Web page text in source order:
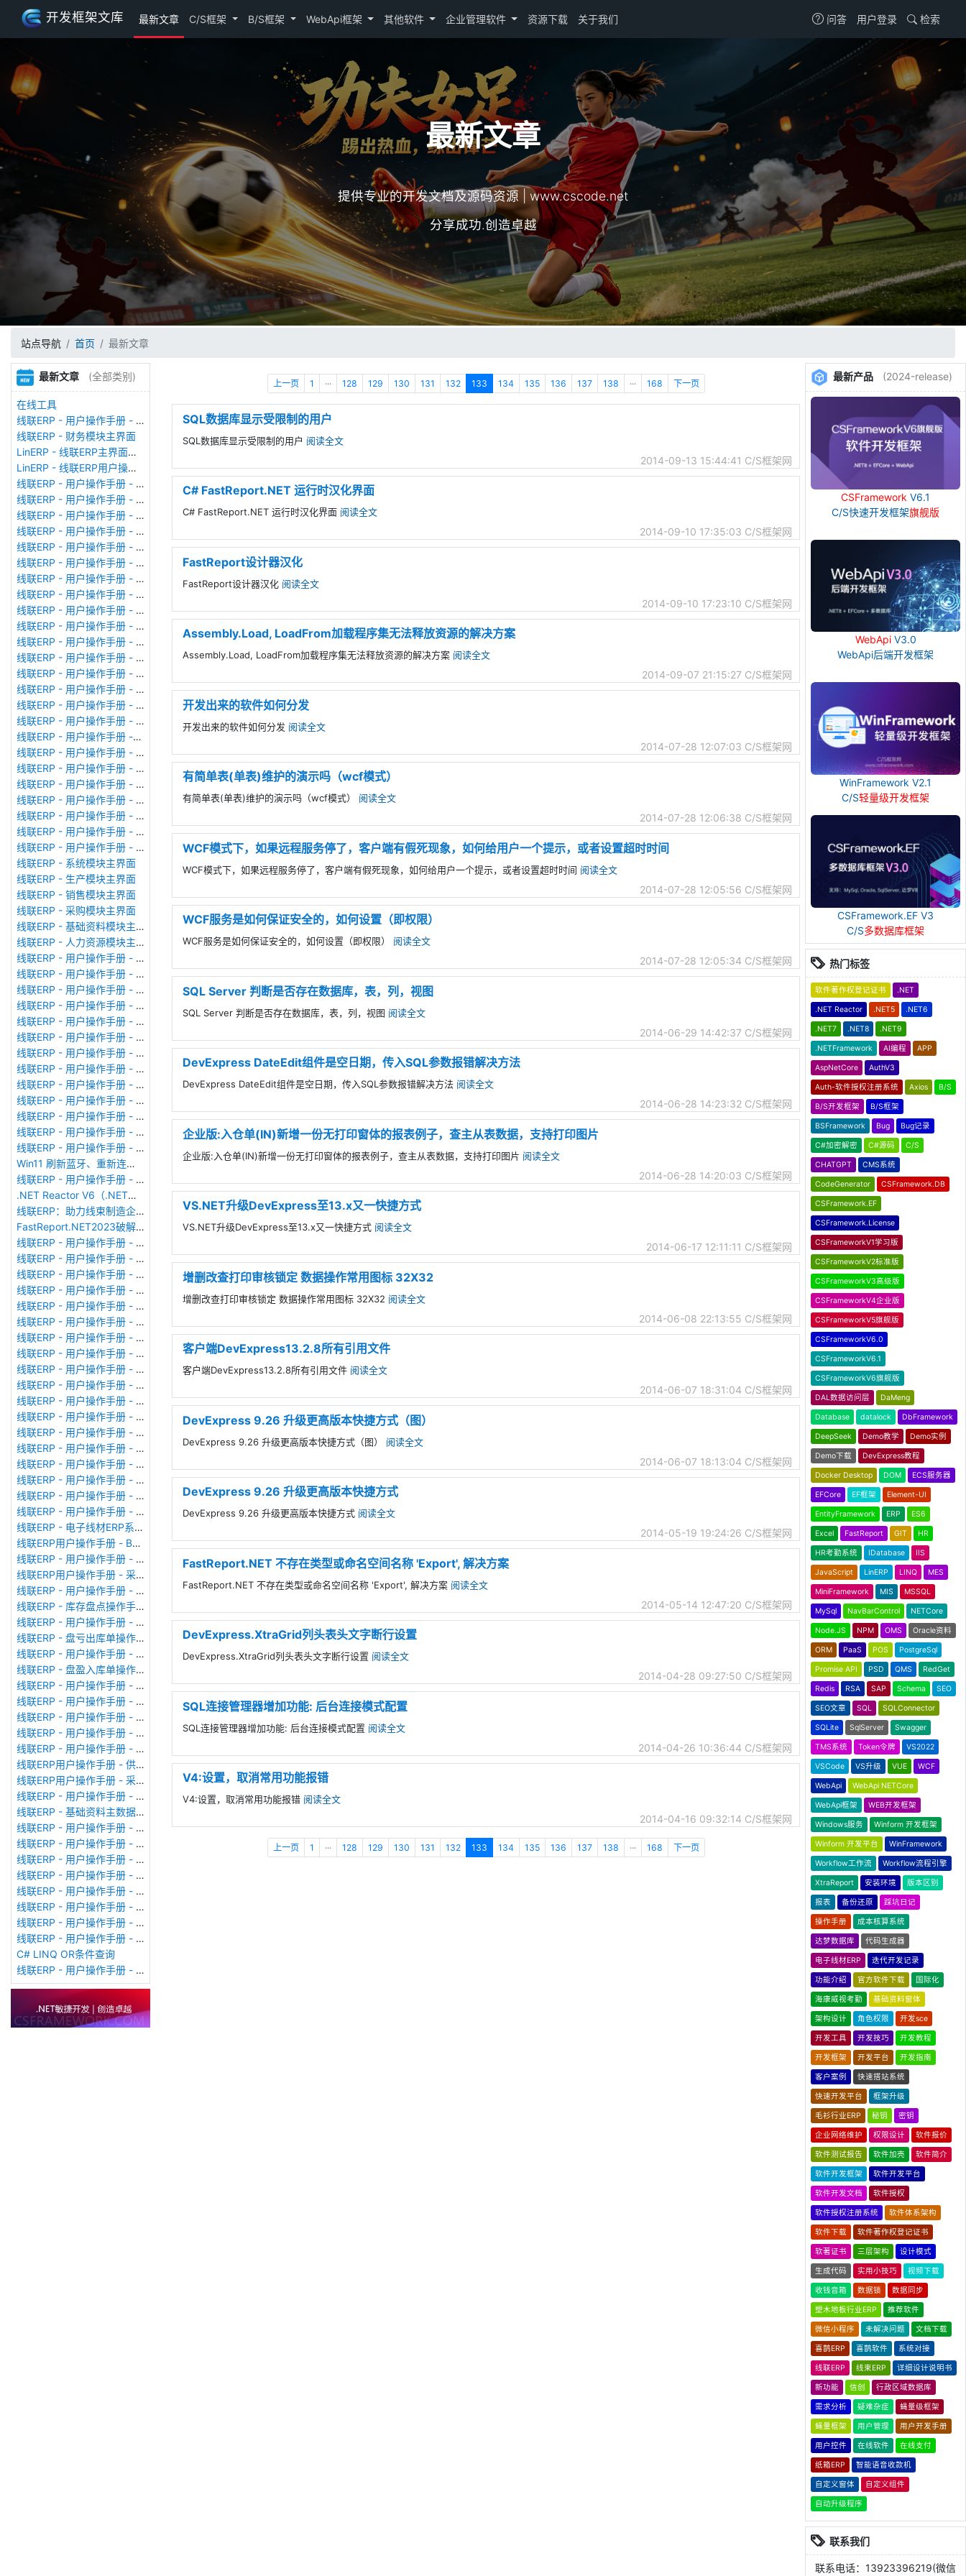
开发框架文库 最新文章 C/S框架 B/S框架 WebApi框架 其他软件 企业管理软件 资源下载 关于我们 问答 用户登录 检索
最新文章
提供专业的开发文档及源码资源 | www.cscode.net
分享成功.创造卓越
站点导航 首页 最新文章
最新文章 (全部类别)
在线工具
线联ERP - 用户操作手册 - 存货期初
线联ERP - 财务模块主界面
LinERP - 线联ERP主界面（HOME）
LinERP - 线联ERP用户操作手册 - 系统登陆
线联ERP - 用户操作手册 - 查看在线用户
线联ERP - 用户操作手册 - 数据备份
线联ERP - 用户操作手册 - 工厂管理
线联ERP - 用户操作手册 - 帐套管理
线联ERP - 用户操作手册 - 语种设置
线联ERP - 用户操作手册 - 国际化多语言
线联ERP - 用户操作手册 - 报表管理
线联ERP - 用户操作手册 - 字段名管理
线联ERP - 用户操作手册 - 模块管理
线联ERP - 用户操作手册 - 广播消息
线联ERP - 用户操作手册 - 审计日志
线联ERP - 用户操作手册 - 公司资料设置
线联ERP - 用户操作手册 - 系统参数设置
线联ERP - 用户操作手册 - 单据类型
线联ERP - 用户操作手册 - 号码规则
线联ERP - 用户操作手册 - 功能菜单
线联ERP - 用户操作手册 -分配临时角色
线联ERP - 用户操作手册 - 组织架构
线联ERP - 用户操作手册 - 用户管理
线联ERP - 用户操作手册 - 角色/岗位管理
线联ERP - 用户操作手册 - 暂估入库明细表
线联ERP - 用户操作手册 - 物料收发明细表
线联ERP - 用户操作手册 - 即时库存余额表
线联ERP - 用户操作手册 - 库存账龄分析表
线联ERP - 系统模块主界面
线联ERP - 生产模块主界面
线联ERP - 销售模块主界面
线联ERP - 采购模块主界面
线联ERP - 基础资料模块主界面
线联ERP - 人力资源模块主界面
线联ERP - 用户操作手册 - 个人考勤报表（横向）
线联ERP - 用户操作手册 - 部门考勤报表
线联ERP - 用户操作手册 - 个人考勤报表
线联ERP - 用户操作手册 - 考勤计算
线联ERP - 用户操作手册 - 节假日管理
线联ERP - 用户操作手册 - 请假管理
线联ERP - 用户操作手册 - 补卡管理
线联ERP - 用户操作手册 - 考勤设备管理
线联ERP - 用户操作手册 - 考勤参数配置
线联ERP - 用户操作手册 - 考勤设备绑定
线联ERP - 用户操作手册 - 员工档案
线联ERP - 用户操作手册 - 班次管理
线联ERP - 用户操作手册 - 排班管理
Win11 刷新蓝牙、重新连接蓝牙音响
线联ERP - 用户操作手册 - 成品入库单
.NET Reactor V6（.NET混淆器）加壳软件使用
线联ERP：助力线束制造企业迈向数智化新征程
FastReport.NET2023破解版去除水印DEMO VERSION (2025.1.14/2023.2.18版本)
线联ERP - 用户操作手册 - 系统初始化
线联ERP - 用户操作手册 - 财务科目
线联ERP - 用户操作手册 - 现金流量表
线联ERP - 用户操作手册 - 成本调整单
线联ERP - 用户操作手册 - 月结&结账
线联ERP - 用户操作手册 - 制作凭证
线联ERP - 用户操作手册 - 成本核算
线联ERP - 用户操作手册 - 往来核销单
线联ERP - 用户操作手册 - 采购发票
线联ERP - 用户操作手册 - 应收单据
线联ERP - 用户操作手册 - 供应商对账单
线联ERP - 用户操作手册 - 往来付款单
线联ERP - 用户操作手册 - 往来收款单
线联ERP - 用户操作手册 - 客户对账单
线联ERP - 用户操作手册 - 销售发票
线联ERP - 用户操作手册 - 应付单据
线联ERP - 用户操作手册 - 应付期初
线联ERP - 用户操作手册 - 应收期初
线联ERP - 电子线材ERP系统、线束ERP系统常用报表格式
线联ERP用户操作手册 - BOM管理
线联ERP - 用户操作手册 - 生产计划
线联ERP用户操作手册 - 采购申请单
线联ERP - 用户操作手册 - 仓库转换
线联ERP - 库存盘点操作手册
线联ERP - 用户操作手册 - 成品出库单
线联ERP - 盘亏出库单操作手册
线联ERP - 用户操作手册 - 其他出库单
线联ERP - 盘盈入库单操作手册
线联ERP - 用户操作手册 - 生产领料单
线联ERP - 用户操作手册 - 其他入库单
线联ERP - 用户操作手册 - 采购入库单
线联ERP - 用户操作手册 - 业务对账单（Sales Statement）
线联ERP - 用户操作手册 - 付款申请单
线联ERP用户操作手册 - 供应商价格表
线联ERP用户操作手册 - 采购订单
线联ERP - 用户操作手册 - 成本核算表
线联ERP - 基础资料主数据库列表
线联ERP - 用户操作手册 - 委外备料冲销单
线联ERP - 用户操作手册 - 委外加工单
线联ERP - 用户操作手册 - 生产备料单
线联ERP - 用户操作手册 - MRP计划统筹
线联ERP - 用户操作手册 - 报价单（Quotation Order）
线联ERP - 用户操作手册 - 形式发票（Proforma Invoice）
线联ERP - 用户操作手册 - 销售订单（Sales Order）
线联ERP - 用户操作手册 - 客户费用登记表
C# LINQ OR条件查询
线联ERP - 用户操作手册 - 客户价格表
上一页 1 ··· 128 129 130 131 132 133 134 135 136 137 138 ··· 168 下一页
SQL数据库显示受限制的用户
SQL数据库显示受限制的用户 阅读全文
2014-09-13 15:44:41 C/S框架网
C# FastReport.NET 运行时汉化界面
C# FastReport.NET 运行时汉化界面 阅读全文
2014-09-10 17:35:03 C/S框架网
FastReport设计器汉化
FastReport设计器汉化 阅读全文
2014-09-10 17:23:10 C/S框架网
Assembly.Load, LoadFrom加载程序集无法释放资源的解决方案
Assembly.Load, LoadFrom加载程序集无法释放资源的解决方案 阅读全文
2014-09-07 21:15:27 C/S框架网
开发出来的软件如何分发
开发出来的软件如何分发 阅读全文
2014-07-28 12:07:03 C/S框架网
有简单表(单表)维护的演示吗（wcf模式）
有简单表(单表)维护的演示吗（wcf模式） 阅读全文
2014-07-28 12:06:38 C/S框架网
WCF模式下，如果远程服务停了，客户端有假死现象，如何给用户一个提示，或者设置超时时间
WCF模式下，如果远程服务停了，客户端有假死现象，如何给用户一个提示，或者设置超时时间 阅读全文
2014-07-28 12:05:56 C/S框架网
WCF服务是如何保证安全的，如何设置（即权限）
WCF服务是如何保证安全的，如何设置（即权限） 阅读全文
2014-07-28 12:05:34 C/S框架网
SQL Server 判断是否存在数据库，表，列，视图
SQL Server 判断是否存在数据库，表，列，视图 阅读全文
2014-06-29 14:42:37 C/S框架网
DevExpress DateEdit组件是空日期，传入SQL参数报错解决方法
DevExpress DateEdit组件是空日期，传入SQL参数报错解决方法 阅读全文
2014-06-28 14:23:32 C/S框架网
企业版:入仓单(IN)新增一份无打印窗体的报表例子，查主从表数据，支持打印图片
企业版:入仓单(IN)新增一份无打印窗体的报表例子，查主从表数据，支持打印图片 阅读全文
2014-06-28 14:20:03 C/S框架网
VS.NET升级DevExpress至13.x又一快捷方式
VS.NET升级DevExpress至13.x又一快捷方式 阅读全文
2014-06-17 12:11:11 C/S框架网
增删改查打印审核锁定 数据操作常用图标 32X32
增删改查打印审核锁定 数据操作常用图标 32X32 阅读全文
2014-06-08 22:13:55 C/S框架网
客户端DevExpress13.2.8所有引用文件
客户端DevExpress13.2.8所有引用文件 阅读全文
2014-06-07 18:31:04 C/S框架网
DevExpress 9.26 升级更高版本快捷方式（图）
DevExpress 9.26 升级更高版本快捷方式（图） 阅读全文
2014-06-07 18:13:04 C/S框架网
DevExpress 9.26 升级更高版本快捷方式
DevExpress 9.26 升级更高版本快捷方式 阅读全文
2014-05-19 19:24:26 C/S框架网
FastReport.NET 不存在类型或命名空间名称 'Export', 解决方案
FastReport.NET 不存在类型或命名空间名称 'Export', 解决方案 阅读全文
2014-05-14 12:47:20 C/S框架网
DevExpress.XtraGrid列头表头文字断行设置
DevExpress.XtraGrid列头表头文字断行设置 阅读全文
2014-04-28 09:27:50 C/S框架网
SQL连接管理器增加功能: 后台连接模式配置
SQL连接管理器增加功能: 后台连接模式配置 阅读全文
2014-04-26 10:36:44 C/S框架网
V4:设置，取消常用功能报错
V4:设置，取消常用功能报错 阅读全文
2014-04-16 09:32:14 C/S框架网
上一页 1 ··· 128 129 130 131 132 133 134 135 136 137 138 ··· 168 下一页
最新产品 (2024-release)
CSFramework V6.1
C/S快速开发框架旗舰版
WebApiV3.0
WebApi后端开发框架
WinFramework V2.1
C/S轻量级开发框架
CSFramework.EF V3
C/S多数据库框架
热门标签
软件著作权登记证书 .NET
.NET Reactor .NET5 .NET6
.NET7 .NET8 .NET9
.NETFramework AI编程 APP
AspNetCore AuthV3
Auth-软件授权注册系统 Axios B/S
B/S开发框架 B/S框架
BSFramework Bug Bug记录
C#加密解密 C#源码 C/S
CHATGPT CMS系统
CodeGenerator CSFramework.DB
CSFramework.EF
CSFramework.License
CSFrameworkV1学习版
CSFrameworkV2标准版
CSFrameworkV3高级版
CSFrameworkV4企业版
CSFrameworkV5旗舰版
CSFrameworkV6.0
CSFrameworkV6.1
CSFrameworkV6旗舰版
DAL数据访问层 DaMeng
Database datalock DbFramework
DeepSeek Demo教学 Demo实例
Demo下载 DevExpress教程
Docker Desktop DOM ECS服务器
EFCore EF框架 Element-UI
EntityFramework ERP ES6
Excel FastReport GIT HR
HR考勤系统 IDatabase IIS
JavaScript LinERP LINQ MES
MiniFramework MIS MSSQL
MySql NavBarControl NETCore
Node.JS NPM OMS Oracle资料
ORM PaaS POS PostgreSql
Promise API PSD QMS RedGet
Redis RSA SAP Schema SEO
SEO文章 SQL SQLConnector
SQLite SqlServer Swagger
TMS系统 Token令牌 VS2022
VSCode VS升级 VUE WCF
WebApi WebApi NETCore
WebApi框架 WEB开发框架
Windows服务 Winform 开发框架
Winform 开发平台 WinFramework
Workflow工作流 Workflow流程引擎
XtraReport 安装环境 版本区别
报表 备份还原 踩坑日记
操作手册 成本核算系统
达梦数据库 代码生成器
电子线材ERP 迭代开发记录
功能介绍 官方软件下载 国际化
海康威视考勤 基础资料窗体
架构设计 角色权限 开发sce
开发工具 开发技巧 开发教程
开发框架 开发平台 开发指南
客户案例 快速搭站系统
快速开发平台 框架升级
毛衫行业ERP 秘钥 密钥
企业网络维护 权限设计 软件报价
软件测试报告 软件加壳 软件简介
软件开发框架 软件开发平台
软件开发文档 软件授权
软件授权注册系统 软件体系架构
软件下载 软件著作权登记证书
软著证书 三层架构 设计模式
生成代码 实用小技巧 视频下载
收钱音箱 数据锁 数据同步
塑木地板行业ERP 推荐软件
微信小程序 未解决问题 文档下载
喜鹊ERP 喜鹊软件 系统对接
线联ERP 线束ERP 详细设计说明书
新功能 信创 行政区域数据库
需求分析 疑难杂症 蝇量级框架
蝇量框架 用户管理 用户开发手册
用户控件 在线软件 在线支付
纸箱ERP 智能语音收款机
自定义窗体 自定义组件
自动升级程序
联系我们
联系电话：13923396219(微信